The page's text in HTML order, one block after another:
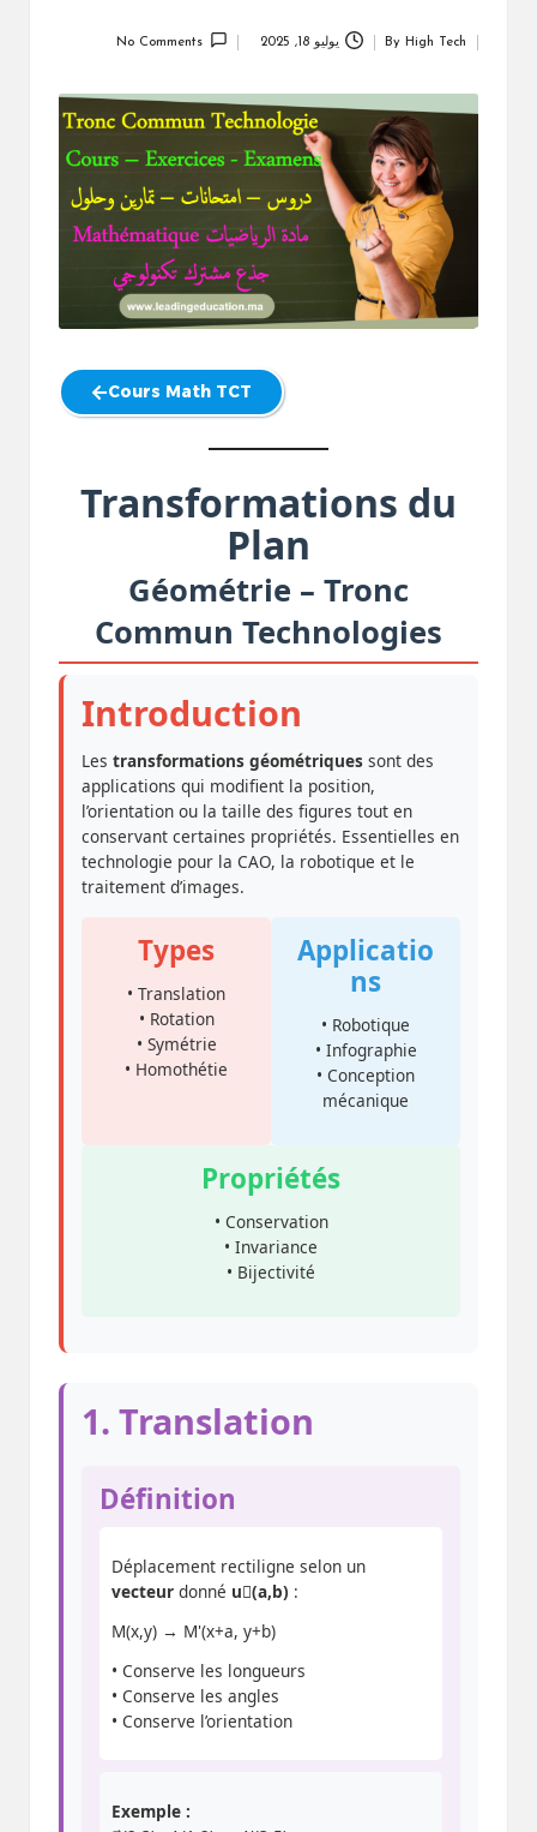
By High Tech يوليو 18, 2025 No Comments
Cours Math TCT
Transformations du
Plan
Géométrie – Tronc
Commun Technologies
Introduction
Les transformations géométriques sont des
applications qui modifient la position,
l’orientation ou la taille des figures tout en
conservant certaines propriétés. Essentielles en
technologie pour la CAO, la robotique et le
traitement d’images.
Types
• Translation
• Rotation
• Symétrie
• Homothétie
Applicatio
ns
• Robotique
• Infographie
• Conception
mécanique
Propriétés
• Conservation
• Invariance
• Bijectivité
1. Translation
Définition
Déplacement rectiligne selon un
vecteur donné u⃗(a,b) :
M(x,y) → M'(x+a, y+b)
• Conserve les longueurs
• Conserve les angles
• Conserve l’orientation
Exemple :